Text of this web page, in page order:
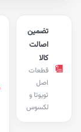
تضمین
اصالت
قطعات
تویوتا و
لکسوس